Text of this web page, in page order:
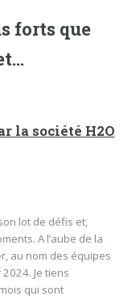
forts que
la société H2O
lot de défis et,
A l’aube de la
au nom des équipes
Je tiens
qui sont